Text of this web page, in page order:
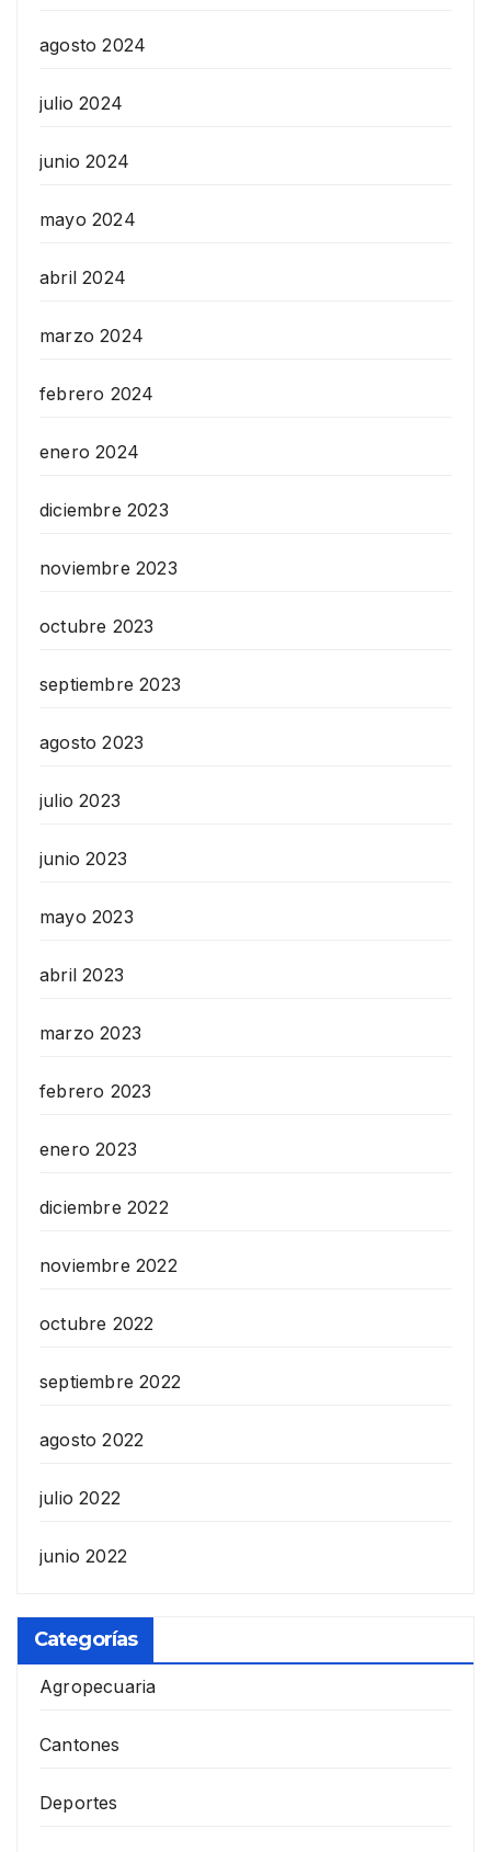
agosto 2024
julio 2024
junio 2024
mayo 2024
abril 2024
marzo 2024
febrero 2024
enero 2024
diciembre 2023
noviembre 2023
octubre 2023
septiembre 2023
agosto 2023
julio 2023
junio 2023
mayo 2023
abril 2023
marzo 2023
febrero 2023
enero 2023
diciembre 2022
noviembre 2022
octubre 2022
septiembre 2022
agosto 2022
julio 2022
junio 2022
Categorías
Agropecuaria
Cantones
Deportes